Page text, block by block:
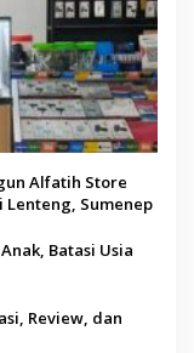
Alfatih Store
Lenteng, Sumenep
Batasi Usia
Review, dan